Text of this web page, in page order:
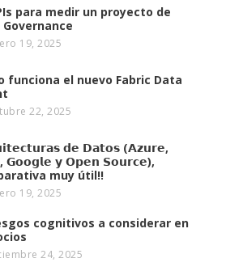
para medir un proyecto de
19, 2025
funciona el nuevo Fabric Data
22, 2025
𝗱𝗲 𝗗𝗮𝘁𝗼𝘀 (𝗔𝘇𝘂𝗿𝗲,
𝗚𝗼𝗼𝗴𝗹𝗲 𝘆 𝗢𝗽𝗲𝗻 𝗦𝗼𝘂𝗿𝗰𝗲),
muy útil!!
19, 2025
cognitivos a considerar en
24, 2025